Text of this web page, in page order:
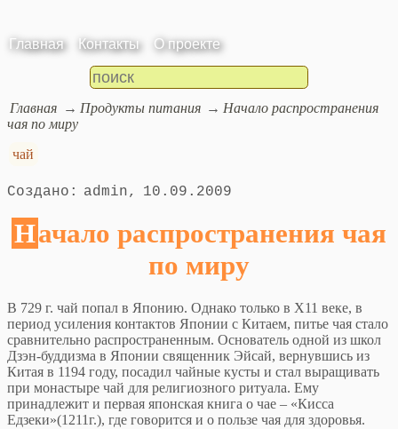
Главная Контакты О проекте
Главная Продукты питания
Начало распространения
чая по миру
чай
admin 10.09.2009
Начало распространения чая
по миру
В 729 г. чай попал в Японию. Однако только в Х11 веке, в
период усиления контактов Японии с Китаем, питье чая стало
сравнительно распространенным. Основатель одной из школ
Дзэн-буддизма в Японии священник Эйсай, вернувшись из
Китая в 1194 году, посадил чайные кусты и стал выращивать
при монастыре чай для религиозного ритуала. Ему
принадлежит и первая японская книга о чае – «Кисса
Едзеки»(1211г.), где говорится и о пользе чая для здоровья.